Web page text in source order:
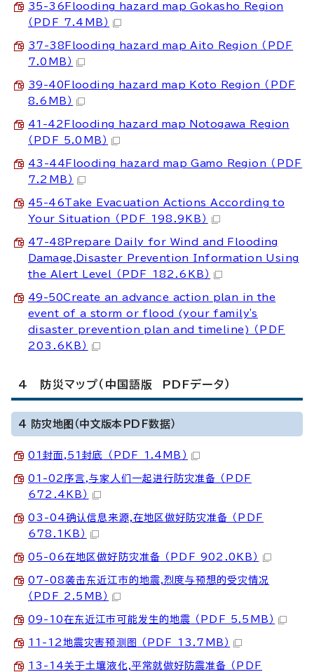
35-36Flooding hazard map Gokasho Region
（PDF 7.4MB）
37-38Flooding hazard map Aito Region （PDF
7.0MB）
39-40Flooding hazard map Koto Region （PDF
8.6MB）
41-42Flooding hazard map Notogawa Region
（PDF 5.0MB）
43-44Flooding hazard map Gamo Region （PDF
7.2MB）
45-46Take Evacuation Actions According to
Your Situation
（PDF 198.9KB）
47-48Prepare Daily for Wind and Flooding
Damage,Disaster Prevention Information Using
the Alert Level
（PDF 182.6KB）
49-50Create an advance action plan in the
event of a storm or flood (your family's
disaster prevention plan and timeline)
（PDF
203.6KB）
4 防災マップ（中国語版 PDFデータ）
4 防灾地图（中文版本PDF数据）
01封面,51封底 （PDF 1.4MB）
01-02序言,与家人们一起进行防灾准备 （PDF
672.4KB）
03-04确认信息来源,在地区做好防灾准备 （PDF
678.1KB）
05-06在地区做好防灾准备 （PDF 902.0KB）
07-08袭击东近江市的地震,烈度与预想的受灾情况
（PDF 2.5MB）
09-10在东近江市可能发生的地震 （PDF 5.5MB）
11-12地震灾害预测图 （PDF 13.7MB）
13-14关于土壤液化,平常就做好防震准备 （PDF